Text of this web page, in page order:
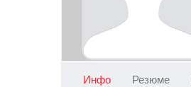
Инфо Резюме